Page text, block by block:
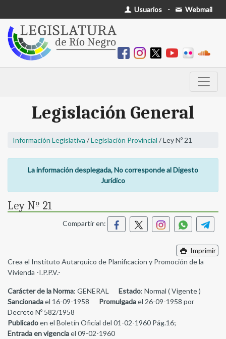
Usuarios - Webmail
Legislación General
Información Legislativa /Legislación Provincial / Ley Nº 21
La información desplegada, No corresponde al Digesto
Jurídico
Ley Nº 21
Compartir en:
Imprimir
Crea el Instituto Autarquico de Planificacion y Promoción de la
Vivienda -I.P.P.V.-
Carácter de la Norma: GENERAL Estado: Normal ( Vigente )
Sancionadael 16-09-1958 Promulgadael 26-09-1958 por
Decreto Nº 582/1958
Publicadoen el Boletín Oficial del 01-02-1960 Pág.16;
Entrada en vigenciael 09-02-1960